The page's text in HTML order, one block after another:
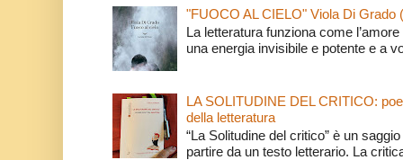
"FUOCO AL CIELO" Viola Di Grado
La letteratura funziona come
una energia invisibile e potente e a
LA SOLITUDINE DEL CRITICO:
della letteratura
“La Solitudine del critico” è un
partire da un testo letterario. La